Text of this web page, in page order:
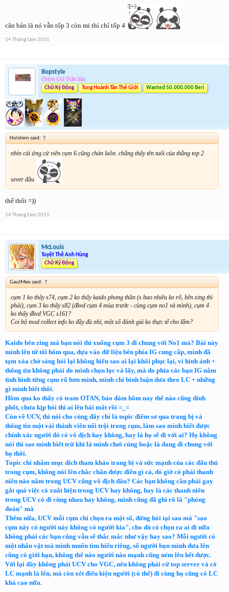
căn bản là nó vẫn tốp 3 còn mi thì chỉ tốp 4
14 Tháng tám 2015
Bopstyle
Chém Gió Thần Sầu
Chữ Ký Động
Tung Hoành Tân Thế Giới Wanted 50.000.000 Beri
Holstein said: ↑
nhìn cái ứng cử viên cụm 6 cũng chán luôn. chẳng thấy tên tuổi của thằng top 2
sever đâu
thế thôi =))
14 Tháng tám 2015
McLouis
Tuyệt Thế Anh Hùng
Chữ Ký Động
GauIMeo said: ↑
cụm 1 ko thấy s74, cụm 2 ko thấy kaido phong thần (s bao nhiêu ko rõ, bên zing thì
phải), cụm 3 ko thấy s82 (đkvd cụm 4 mùa trước - cùng cụm no1 và mình), cụm 4
ko thấy đkvd VGC s161?
Coi bộ mod collect info ko đầy đủ nhỉ, một số đánh giá ko thực tế cho lắm?
Kaido bên zing mà bạn nói thì xuống cụm 3 đi chung với No1 mà? Bài này
mình lên từ tối hôm qua, dựa vào dữ liệu bên phía IG cung cấp, mình đã
tạm xóa chờ sáng hỏi lại không hiểu sao ai lại khôi phục lại, vì hình ảnh +
thông tin không phải do mình chọn lọc và lấy, mà do phía các bạn IG nắm
tình hình từng cụm rõ hơn mình, mình chỉ bình luận dưa theo LC + những
gì mình biết thôi.
Hôm qua ko thấy có team OTAN, bảo đảm hôm nay thế nào cũng dính
phốt, chưa kịp hỏi thì ai lên bài mất rồi =_=
Còn về UCV, thì nói cho cùng đây chỉ là topic điểm sơ qua trang bị và
thông tin một vài thành viên nổi trội trong cụm, làm sao mình biết được
chính xác người đó có vô địch hay không, hay là họ sẽ đi với ai? Họ không
nói thì sao mình biết trừ khi là mình chơi cùng hoặc là đang đi chung với
họ thôi.
Topic chỉ nhằm mục đích tham khảo trang bị và sức mạnh của các đấu thủ
trong cụm, không nói lên chắc chắn được điều gì cả, đó giờ có phải thanh
niên nào nằm trong UCV cũng vô địch đâu? Các bạn không cần phải gay
gắt quá việc có xuất hiện trong UCV hay không, hay là các thanh niên
trong UCV có đi cùng nhau hay không, mình cũng đã ghi rõ là "phỏng
đoán" mà
Thêm nữa, UCV mỗi cụm chỉ chọn ra một số, đừng hỏi tại sao mà "sao
cụm này có người này không có người kia", cho dù có chọn ra ai đi nữa
không phải các bạn cũng vẫn sẽ thắc mắc như vậy hay sao? Mỗi người có
một nhân vật mà mình muốn tìm hiểu riêng, số người bọn mình đưa lên
cũng có giới hạn, không thể nào người nào mạnh cũng ném lên hết được.
Với lại đây không phải UCV cho VGC, nên không phải cứ top server và có
LC mạnh là lên, mà còn xét điểu kiện người (có thể) đi cùng họ cũng có LC
khá cao nữa.